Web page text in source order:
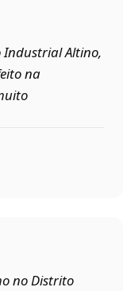
Altino,
na
no Distrito